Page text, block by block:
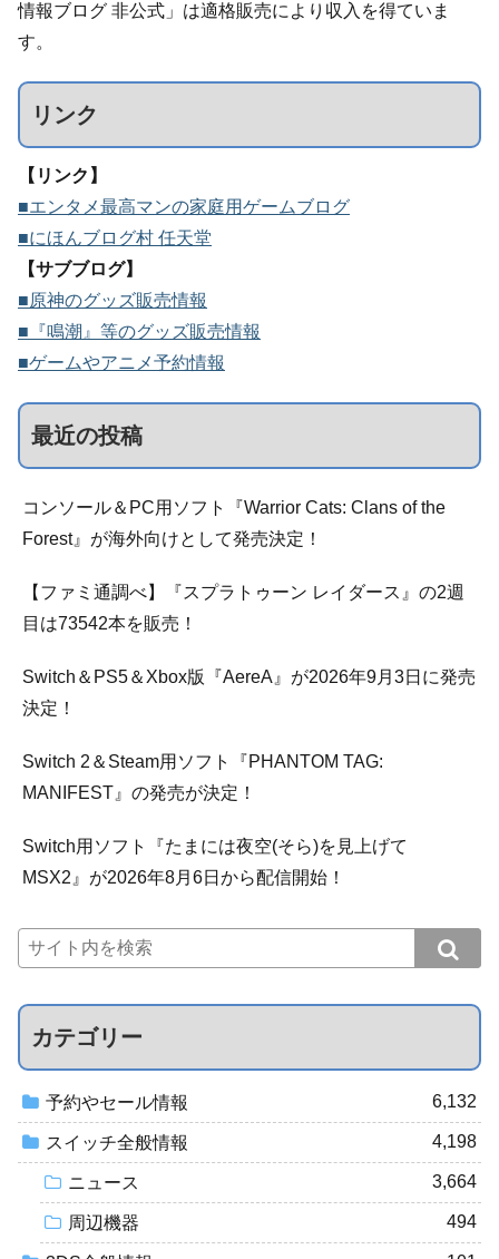
情報ブログ 非公式」は適格販売により収入を得ていま
す。
リンク
【リンク】
■エンタメ最高マンの家庭用ゲームブログ
■にほんブログ村 任天堂
【サブブログ】
■原神のグッズ販売情報
■『鳴潮』等のグッズ販売情報
■ゲームやアニメ予約情報
最近の投稿
コンソール＆PC用ソフト『Warrior Cats: Clans of the
Forest』が海外向けとして発売決定！
【ファミ通調べ】『スプラトゥーン レイダース』の2週
目は73542本を販売！
Switch＆PS5＆Xbox版『AereA』が2026年9月3日に発売
決定！
Switch 2＆Steam用ソフト『PHANTOM TAG:
MANIFEST』の発売が決定！
Switch用ソフト『たまには夜空(そら)を見上げて
MSX2』が2026年8月6日から配信開始！
カテゴリー
予約やセール情報 6,132
スイッチ全般情報 4,198
ニュース 3,664
周辺機器 494